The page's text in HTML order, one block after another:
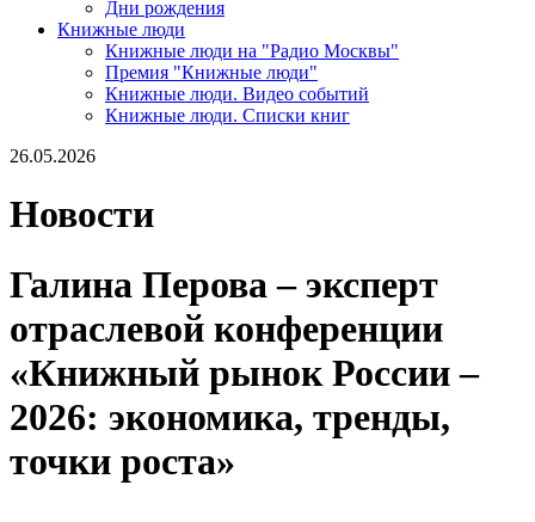
Дни рождения
Книжные люди
Книжные люди на "Радио Москвы"
Премия "Книжные люди"
Книжные люди. Видео событий
Книжные люди. Списки книг
26.05.2026
Новости
Галина Перова – эксперт
отраслевой конференции
«Книжный рынок России –
2026: экономика, тренды,
точки роста»